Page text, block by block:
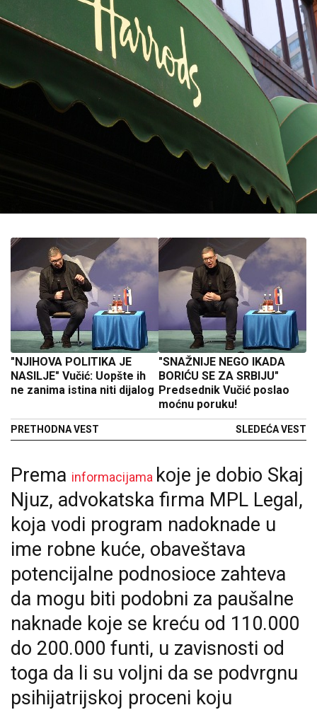
"NJIHOVA POLITIKA JE
NASILJE" Vučić: Uopšte ih
ne zanima istina niti dijalog
PRETHODNA VEST
"SNAŽNIJE NEGO IKADA
BORIĆU SE ZA SRBIJU"
Predsednik Vučić poslao
moćnu poruku!
SLEDEĆA VEST
Prema informacijama koje je dobio Skaj
Njuz, advokatska firma MPL Legal,
koja vodi program nadoknade u
ime robne kuće, obaveštava
potencijalne podnosioce zahteva
da mogu biti podobni za paušalne
naknade koje se kreću od 110.000
do 200.000 funti, u zavisnosti od
toga da li su voljni da se podvrgnu
psihijatrijskoj proceni koju